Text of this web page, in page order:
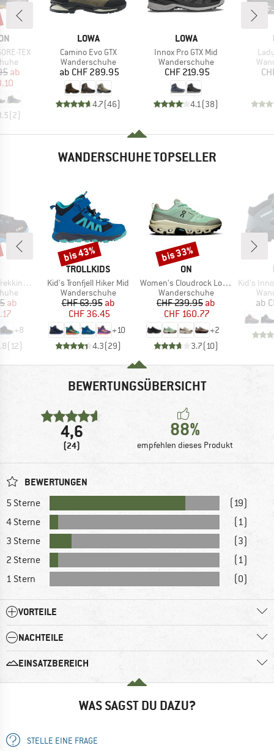
TEX
Preis
ab
(2)
MARKE
LOWA
Artikel
Camino Evo GTX
Produktgruppe
Wanderschuhe
Preis
ab CHF 289.95
4.7(46)
MARKE
LOWA
Artikel
Innox Pro GTX Mid
Produktgruppe
Wanderschuhe
Preis
CHF 219.95
4.1 (38)
WANDERSCHUHE TOPSELLER
Preis
ab
+8
(12)
MARKE
TROLLKIDS
Artikel
Kid's Tronfjell Hiker Mid
Produktgruppe
Wanderschuhe
Preis
CHF 63.95reduzierter Preis
ab
CHF 36.45
+10
4.3(29)
Rabatt
bis 43%
MARKE
ON
Artikel
Women's Cloudrock Low WP
Produktgruppe
Wanderschuhe
Preis
CHF 239.95reduzierter Preis
ab
CHF 160.77
+2
3.7(10)
Rabatt
bis 33%
Artikel
Kid's Innox
ab
BEWERTUNGSÜBERSICHT
4,6
(24)
88%
empfehlen dieses Produkt
BEWERTUNGEN
5 Sterne
(19)
4 Sterne
(1)
3 Sterne
(3)
2 Sterne
(1)
1 Stern
(0)
VORTEILE
NACHTEILE
EINSATZBEREICH
WAS SAGST DU DAZU?
STELLE EINE FRAGE